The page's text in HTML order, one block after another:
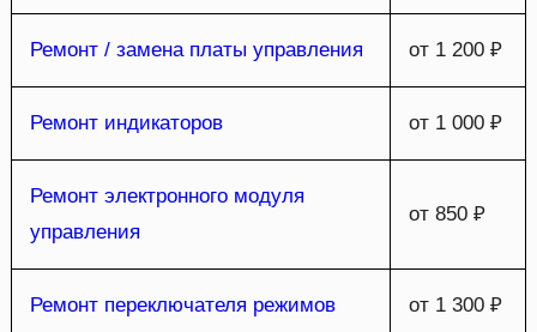
Ремонт / замена платы управления от 1 200 ₽
Ремонт индикаторов от 1 000 ₽
Ремонт электронного модуля
управления
от 850 ₽
Ремонт переключателя режимов от 1 300 ₽